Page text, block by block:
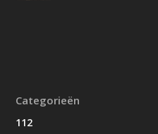
Categorieën
112